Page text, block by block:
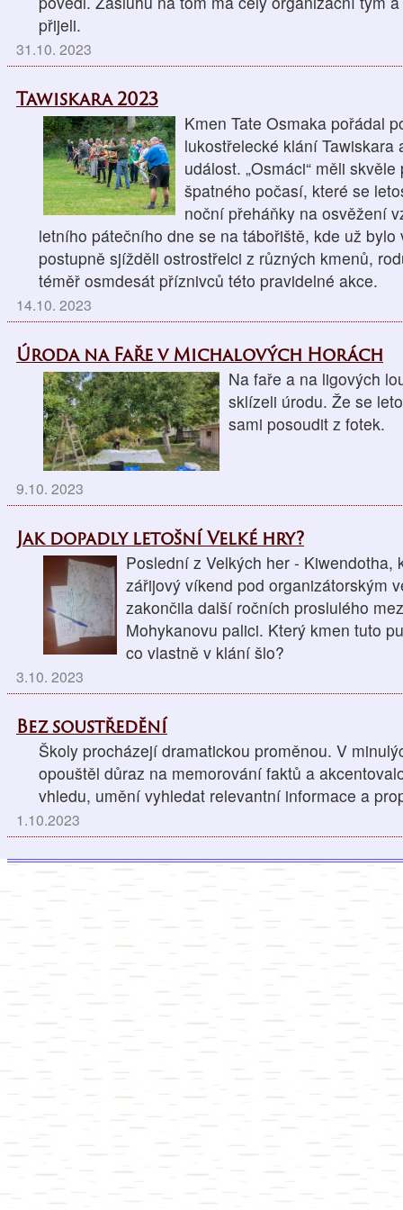
přijeli.
31.10. 2023
Tawiskara 2023
Kmen Tate Osmaka pořádal
lukostřelecké klání
událost. „Osmáci“ měli
špatného počasí, které se
noční přeháňky na osvěžení
letního pátečního dne se na tábořiště, kde už
postupně sjížděli ostrostřelci z různých kmenů,
téměř osmdesát příznivců této pravidelné akce.
14.10. 2023
Úroda na Faře v Michalových Horách
Na faře a na ligových
sklízeli úrodu. Že se
sami posoudit z fotek.
9.10. 2023
Jak dopadly letošní Velké hry?
Poslední z Velkých her -
zářijový víkend pod organizátorským
zakončila další ročních proslulého
Mohykanovu palici. Který kmen tuto
co vlastně v klání šlo?
3.10. 2023
Bez soustředění
Školy procházejí dramatickou proměnou. V
opouštěl důraz na memorování faktů a
vhledu, umění vyhledat relevantní informace a
1.10.2023